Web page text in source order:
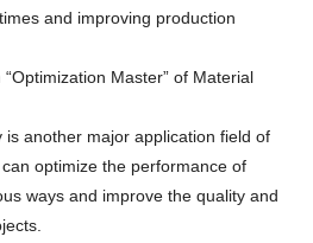
and improving production
“Optimization Master” of Material
another major application field of
optimize the performance of
ways and improve the quality and
.